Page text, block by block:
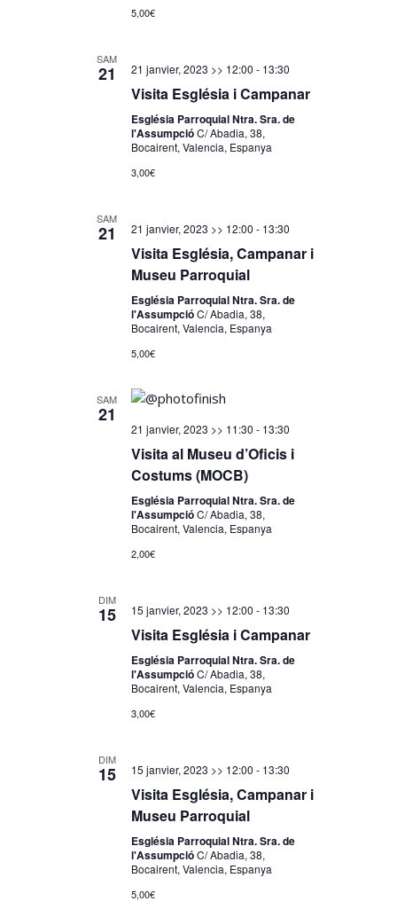
5,00€
SAM
21 21 janvier, 2023 >> 12:00 - 13:30
Visita Església i Campanar
Església Parroquial Ntra. Sra. de
l'AssumpcióC/ Abadia, 38,
Bocairent, Valencia, Espanya
3,00€
SAM
21 21 janvier, 2023 >> 12:00 - 13:30
Visita Església, Campanar i
Museu Parroquial
Església Parroquial Ntra. Sra. de
l'AssumpcióC/ Abadia, 38,
Bocairent, Valencia, Espanya
5,00€
SAM
21
21 janvier, 2023 >> 11:30 - 13:30
Visita al Museu d’Oficis i
Costums (MOCB)
Església Parroquial Ntra. Sra. de
l'AssumpcióC/ Abadia, 38,
Bocairent, Valencia, Espanya
2,00€
DIM
15 15 janvier, 2023 >> 12:00 - 13:30
Visita Església i Campanar
Església Parroquial Ntra. Sra. de
l'AssumpcióC/ Abadia, 38,
Bocairent, Valencia, Espanya
3,00€
DIM
15 15 janvier, 2023 >> 12:00 - 13:30
Visita Església, Campanar i
Museu Parroquial
Església Parroquial Ntra. Sra. de
l'AssumpcióC/ Abadia, 38,
Bocairent, Valencia, Espanya
5,00€